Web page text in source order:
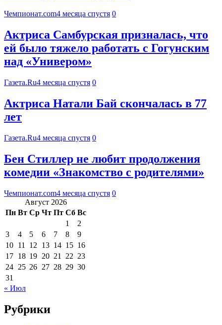
Чемпионат.com4 месяца спустя 0
Актриса Самбурская призналась, что
ей было тяжело работать с Гогунским
над «Универом»
Газета.Ru4 месяца спустя 0
Актриса Натали Бай скончалась в 77
лет
Газета.Ru4 месяца спустя 0
Бен Стиллер не любит продолжения
комедии «Знакомство с родителями»
Чемпионат.com4 месяца спустя 0
Август 2026
Пн Вт Ср Чт Пт Сб Вс
1
2
3
4 5 6 7 8
9
10 11 12 13 14 15 16
17 18 19 20 21 22 23
24 25 26 27 28 29 30
31
« Июл
Рубрики